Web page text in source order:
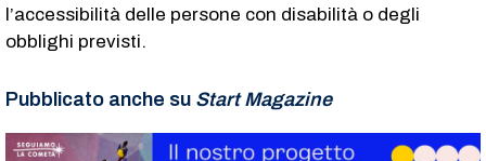
l’accessibilità delle persone con disabilità o degli
obblighi previsti.
Pubblicato anche su Start Magazine